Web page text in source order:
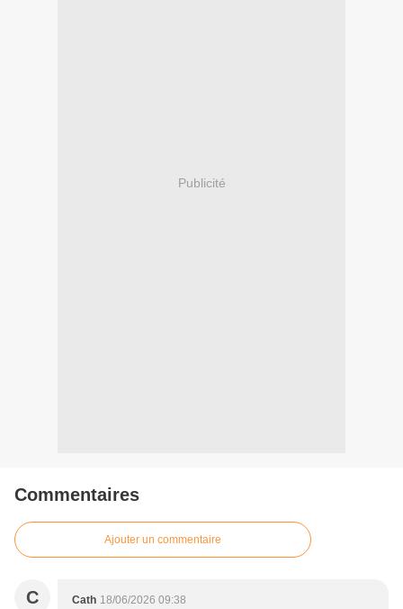
Publicité
Commentaires
Ajouter un commentaire
C Cath 18/06/2026 09:38